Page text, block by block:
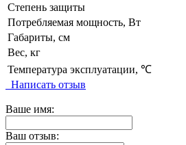
Степень защиты
Потребляемая мощность, Вт
Габариты, см
Вес, кг
Температура эксплуатации, ℃
Написать отзыв
Ваше имя:
Ваш отзыв: